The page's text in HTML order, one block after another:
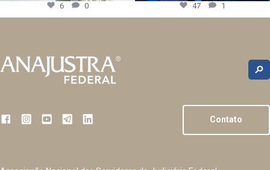
6 0 47 1
Contato